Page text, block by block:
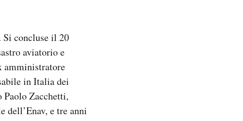
Si concluse il 20
aviatorio e
amministratore
in Italia dei
Zacchetti,
dell’Enav, e tre anni